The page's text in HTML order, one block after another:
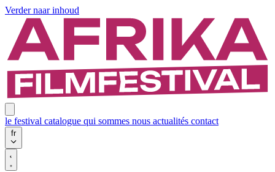
Verder naar inhoud
le festival catalogue qui sommes nous actualités contact
fr